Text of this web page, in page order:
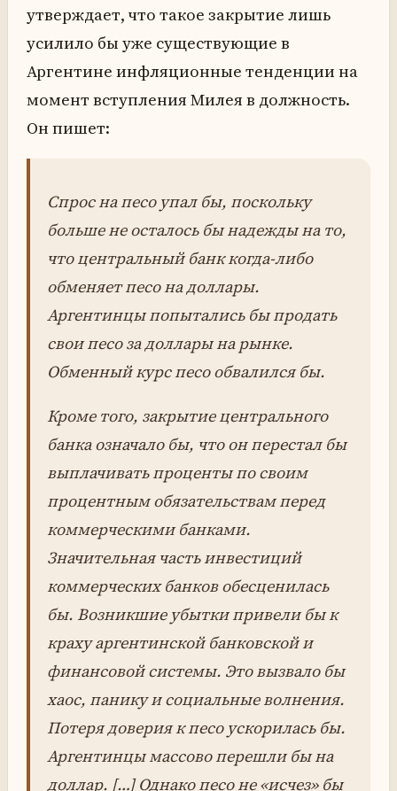
утверждает, что такое закрытие лишь
усилило бы уже существующие в
Аргентине инфляционные тенденции на
момент вступления Милея в должность.
Он пишет:
Спрос на песо упал бы, поскольку
больше не осталось бы надежды на то,
что центральный банк когда-либо
обменяет песо на доллары.
Аргентинцы попытались бы продать
свои песо за доллары на рынке.
Обменный курс песо обвалился бы.
Кроме того, закрытие центрального
банка означало бы, что он перестал бы
выплачивать проценты по своим
процентным обязательствам перед
коммерческими банками.
Значительная часть инвестиций
коммерческих банков обесценилась
бы. Возникшие убытки привели бы к
краху аргентинской банковской и
финансовой системы. Это вызвало бы
хаос, панику и социальные волнения.
Потеря доверия к песо ускорилась бы.
Аргентинцы массово перешли бы на
доллар. […] Однако песо не «исчез» бы